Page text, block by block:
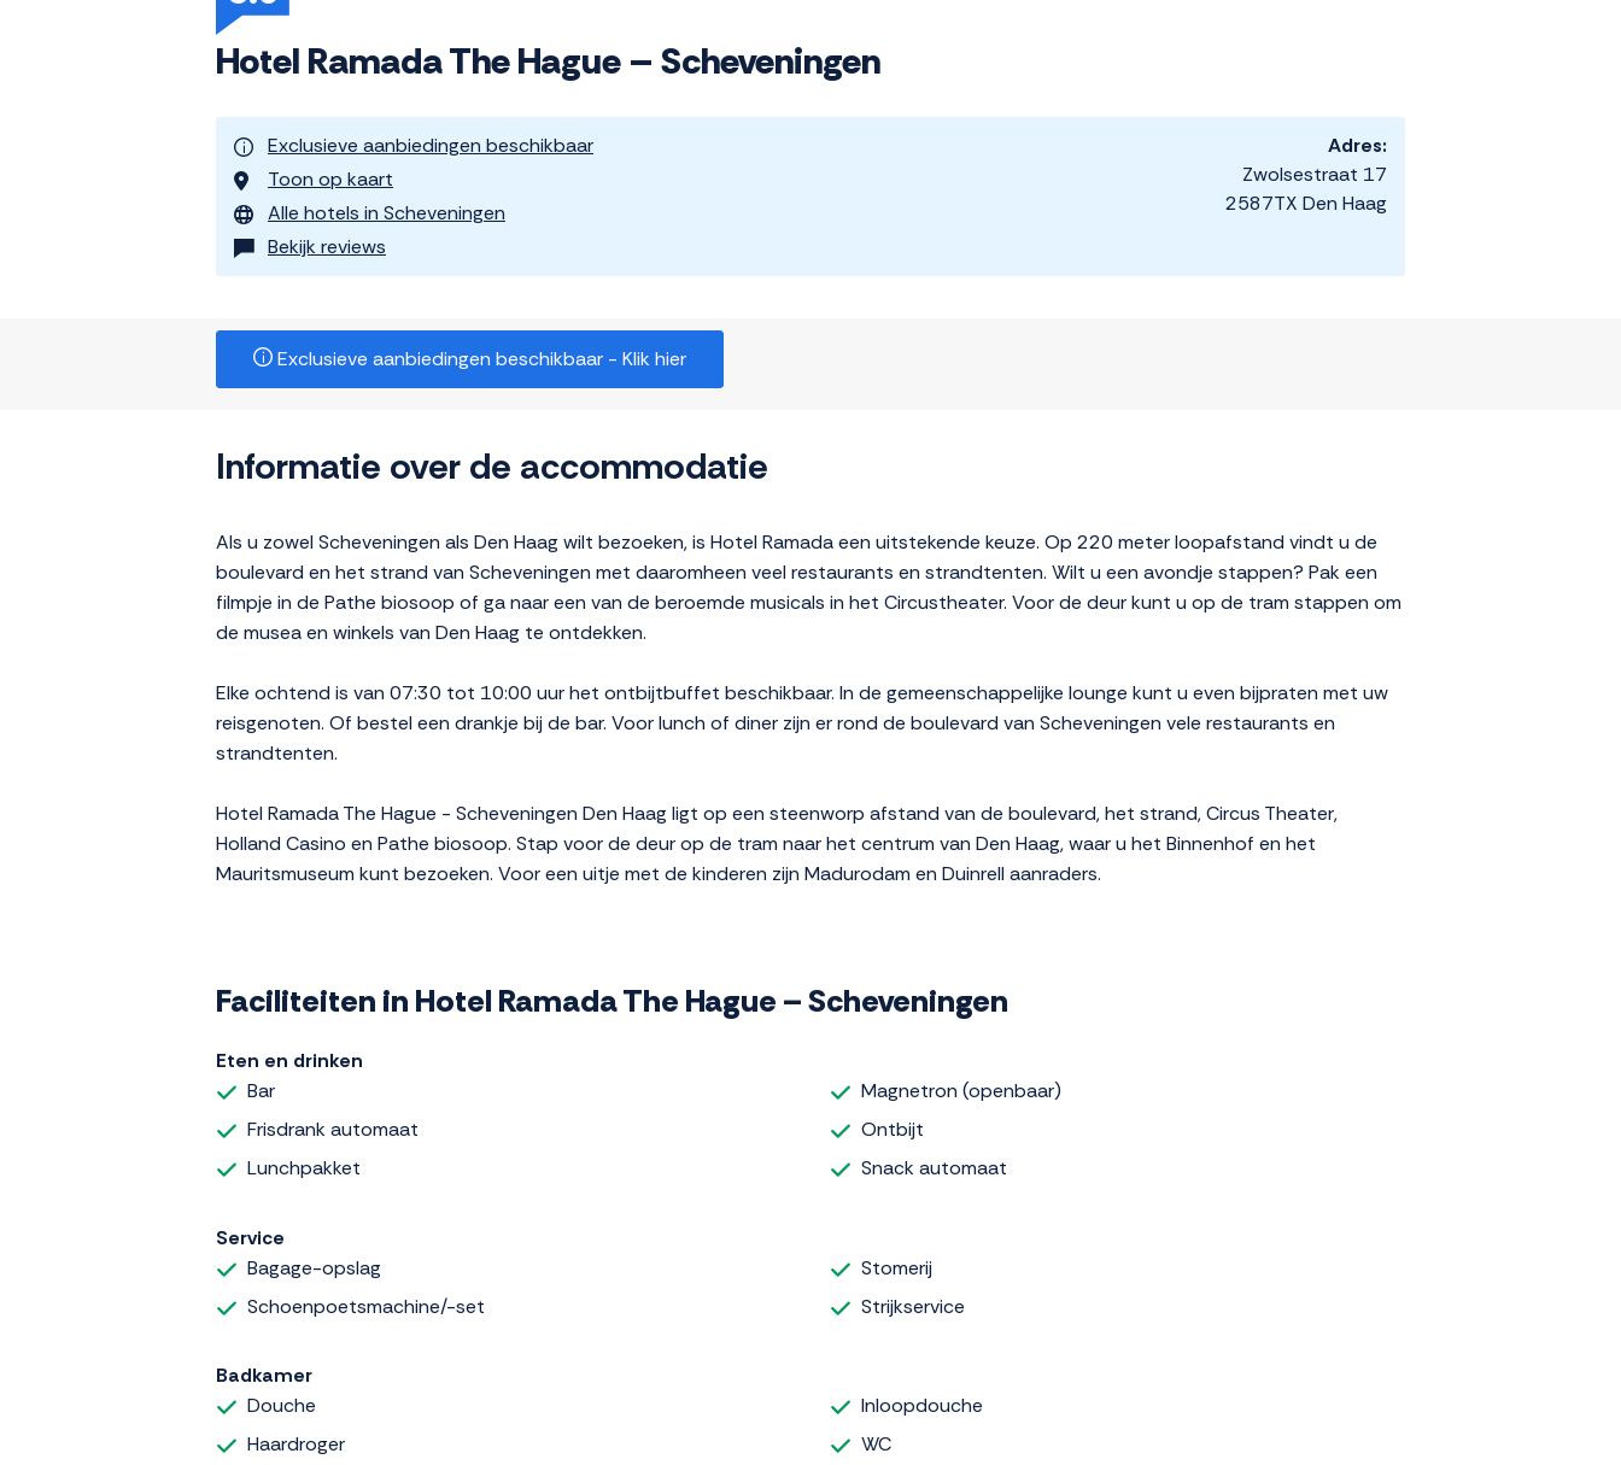
Hotel Ramada The Hague – Scheveningen
Exclusieve aanbiedingen beschikbaar
Toon op kaart
Alle hotels in Scheveningen
Bekijk reviews
Adres:
Zwolsestraat 17
2587TX Den Haag
Exclusieve aanbiedingen beschikbaar - Klik hier
Informatie over de accommodatie
Als u zowel Scheveningen als Den Haag wilt bezoeken, is Hotel Ramada een uitstekende keuze. Op 220 meter loopafstand vindt u de
boulevard en het strand van Scheveningen met daaromheen veel restaurants en strandtenten. Wilt u een avondje stappen? Pak een
filmpje in de Pathe biosoop of ga naar een van de beroemde musicals in het Circustheater. Voor de deur kunt u op de tram stappen om
de musea en winkels van Den Haag te ontdekken.
Elke ochtend is van 07:30 tot 10:00 uur het ontbijtbuffet beschikbaar. In de gemeenschappelijke lounge kunt u even bijpraten met uw
reisgenoten. Of bestel een drankje bij de bar. Voor lunch of diner zijn er rond de boulevard van Scheveningen vele restaurants en
strandtenten.
Hotel Ramada The Hague - Scheveningen Den Haag ligt op een steenworp afstand van de boulevard, het strand, Circus Theater,
Holland Casino en Pathe biosoop. Stap voor de deur op de tram naar het centrum van Den Haag, waar u het Binnenhof en het
Mauritsmuseum kunt bezoeken. Voor een uitje met de kinderen zijn Madurodam en Duinrell aanraders.
Faciliteiten in Hotel Ramada The Hague – Scheveningen
Eten en drinken
Bar
Frisdrank automaat
Lunchpakket
Magnetron (openbaar)
Ontbijt
Snack automaat
Service
Bagage-opslag
Schoenpoetsmachine/-set
Stomerij
Strijkservice
Badkamer
Douche
Haardroger
Inloopdouche
WC